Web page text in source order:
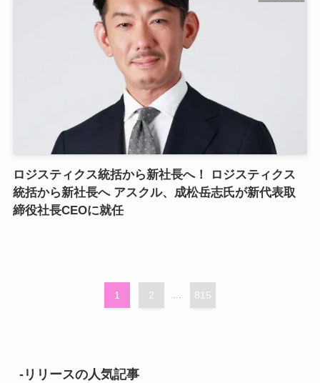
ロジスティクス統括から新社長へ！ ロジスティクス
統括から新社長へ アスクル、成松岳志氏が新代表取
締役社長CEOに就任
1 2 815
-リリースの人気記事